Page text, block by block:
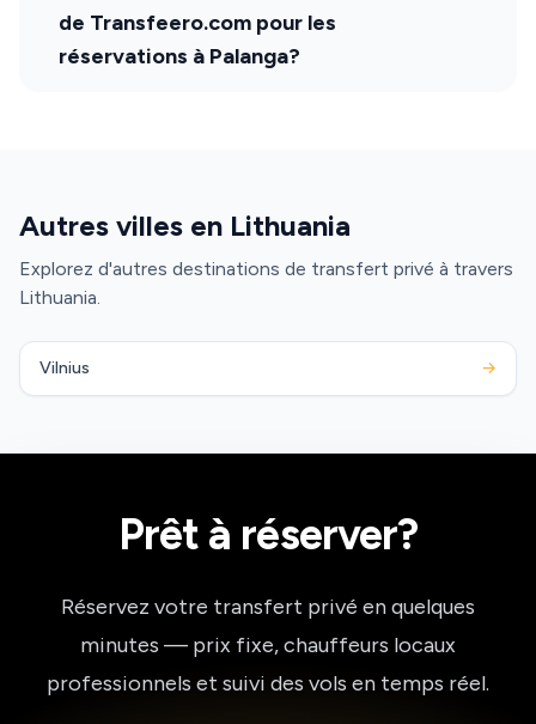
de Transfeero.com pour les
réservations à Palanga?
Autres villes en Lithuania
Explorez d'autres destinations de transfert privé à travers
Lithuania.
Vilnius →
Prêt à réserver?
Réservez votre transfert privé en quelques
minutes — prix fixe, chauffeurs locaux
professionnels et suivi des vols en temps réel.